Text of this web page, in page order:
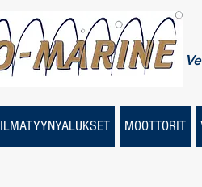
ILMATYYNYALUKSET MOOTTORIT